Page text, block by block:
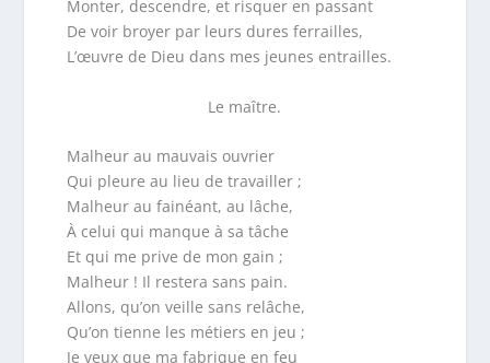
Monter, descendre, et risquer en passant
De voir broyer par leurs dures ferrailles,
L’œuvre de Dieu dans mes jeunes entrailles.
Le maître.
Malheur au mauvais ouvrier
Qui pleure au lieu de travailler ;
Malheur au fainéant, au lâche,
À celui qui manque à sa tâche
Et qui me prive de mon gain ;
Malheur ! Il restera sans pain.
Allons, qu’on veille sans relâche,
Qu’on tienne les métiers en jeu ;
Je veux que ma fabrique en feu